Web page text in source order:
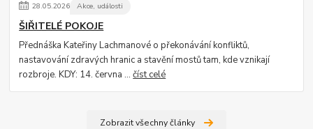
28.05.2026 Akce, události
ŠIŘITELÉ POKOJE
Přednáška Kateřiny Lachmanové o překonávání konfliktů,
nastavování zdravých hranic a stavění mostů tam, kde vznikají
rozbroje. KDY: 14. června ...číst celé
Zobrazit všechny články